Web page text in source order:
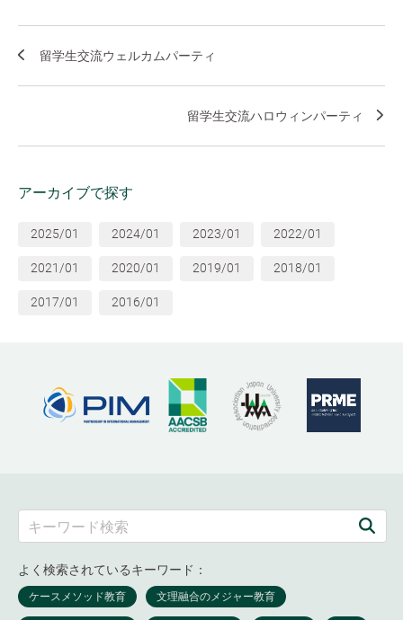
留学生交流ウェルカムパーティ
留学生交流ハロウィンパーティ
アーカイブで探す
2025/01 2024/01 2023/01 2022/01
2021/01 2020/01 2019/01 2018/01
2017/01 2016/01
よく検索されているキーワード：